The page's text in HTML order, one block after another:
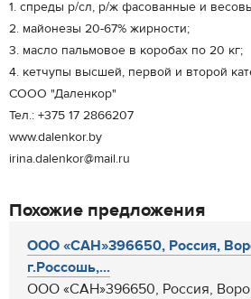
1. спреды р/сл, р/ж фасованные и
2. майонезы 20-67% жирности;
3. масло пальмовое в коробах по 20 кг;
4. кетчупы высшей, первой и второй
СООО "Даленкор"
Тел.: +375 17 2866207
www.dalenkor.by
irina.dalenkor@mail.ru
Похожие предложения
ООО «САН»396650, Россия,
г.Россошь,...
ООО «САН»396650, Россия,